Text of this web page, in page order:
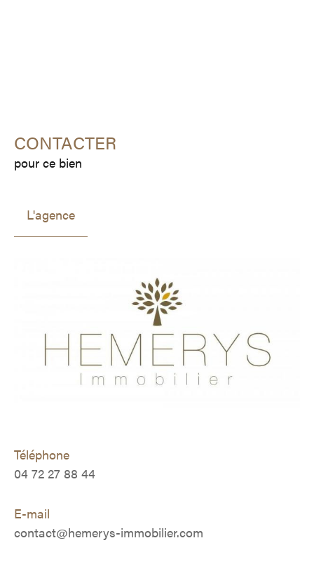
CONTACTER
pour ce bien
L'agence
Téléphone
04 72 27 88 44
E-mail
contact@hemerys-immobilier.com